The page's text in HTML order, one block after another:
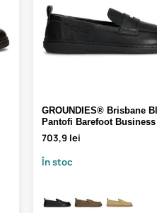
GROUNDIES® Brisbane
Pantofi Barefoot Business
703,9 lei
În stoc